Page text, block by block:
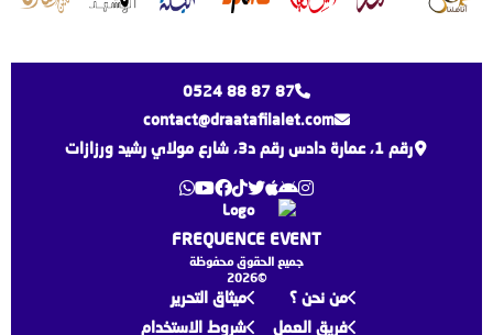
0524 88 87 87
contact@draatafilalet.com
رقم 1، عمارة دادس رقم د3، شارع مولاي رشيد ورزازات
FREQUENCE EVENT
جميع الحقوق محفوظة
©2026
من نحن ؟
فريق العمل
ميثاق التحرير
شروط الاستخدام